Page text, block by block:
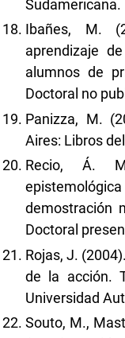
Sudamericana.
Ibañes, M.
aprendizaje
alumnos de
Doctoral no
Panizza, M.
Aires: Libros
Recio, Á.
demostración
Doctoral
Rojas, J.
de la acción.
Universidad
Souto, M.,